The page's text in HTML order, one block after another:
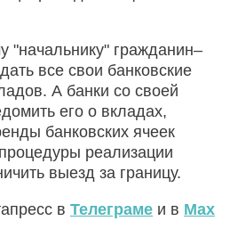
"начальнику" гражданин–
все свои банковские
А банки со своей
его о вкладах,
банковских ячеек
реализации
выезд за границу.
в Телеграме и в Max